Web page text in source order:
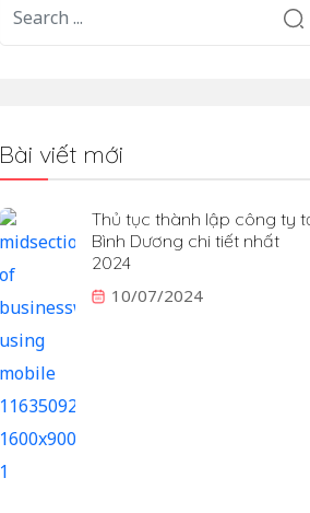
Bài viết mới
Thủ tục thành lập công ty
Bình Dương chi tiết nhất
2024
10/07/2024